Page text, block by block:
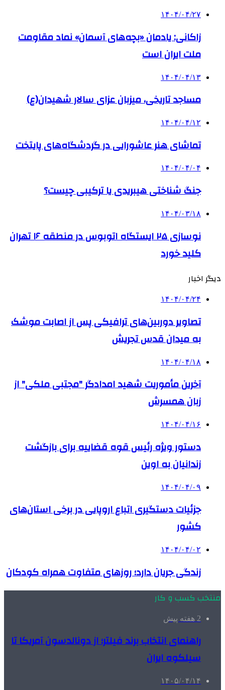
۱۴۰۴/۰۴/۲۷
زاکانی: یادمان «بچه‌های آسمان» نماد مقاومت
ملت ایران است
۱۴۰۴/۰۴/۱۳
مساجد تاریخی، میزبان عزای سالار شهیدان(ع)
۱۴۰۴/۰۴/۱۲
تماشای هنر عاشورایی در گردشگاه‌های پایتخت
۱۴۰۴/۰۴/۰۴
جنگ شناختی هیبریدی یا ترکیبی چیست؟
۱۴۰۴/۰۳/۱۸
نوسازی ۲۵ ایستگاه اتوبوس در منطقه ۱۶ تهران
کلید خورد
دیگر اخبار
۱۴۰۴/۰۴/۲۴
تصاویر دوربین‌های ترافیکی پس از اصابت موشک
به میدان قدس تجریش
۱۴۰۴/۰۴/۱۸
آخرین مأموریت شهید امدادگر "مجتبی ملکی" از
زبان همسرش
۱۴۰۴/۰۴/۱۶
دستور ویژه رئیس قوه قضاییه برای بازگشت
زندانیان به اوین
۱۴۰۴/۰۴/۰۹
جزئیات دستگیری اتباع اروپایی‌ در برخی استان‌های
کشور
۱۴۰۴/۰۴/۰۲
زندگی جریان دارد؛ روزهای متفاوت همراه کودکان
منتخب کسب و کار
2 هفته پیش
راهنمای انتخاب برند فیلتر؛ از دونالدسون آمریکا تا
سیلکوه ایران
۱۴۰۵/۰۴/۱۴